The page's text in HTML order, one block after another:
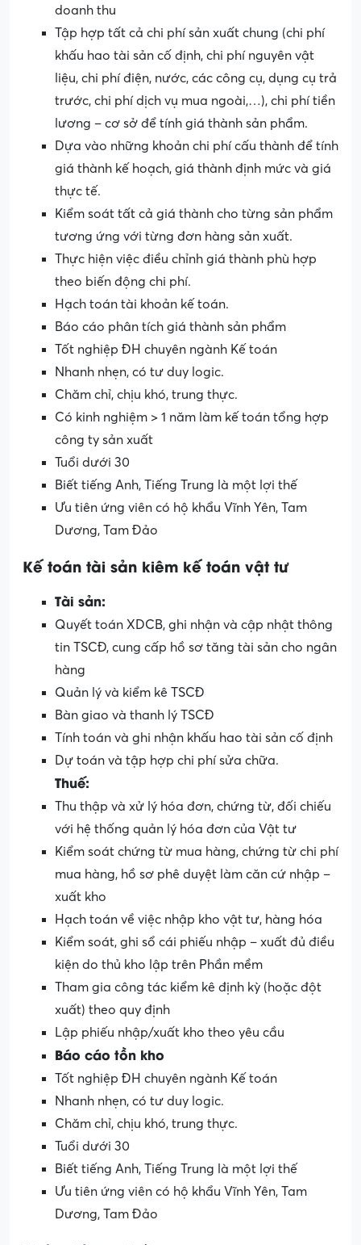
doanh thu
Tập hợp tất cả chi phí sản xuất chung (chi phí
khấu hao tài sản cố định, chi phí nguyên vật
liệu, chi phí điện, nước, các công cụ, dụng cụ trả
trước, chi phí dịch vụ mua ngoài,…), chi phí tiền
lương – cơ sở để tính giá thành sản phẩm.
Dựa vào những khoản chi phí cấu thành để tính
giá thành kế hoạch, giá thành định mức và giá
thực tế.
Kiểm soát tất cả giá thành cho từng sản phẩm
tương ứng với từng đơn hàng sản xuất.
Thực hiện việc điều chỉnh giá thành phù hợp
theo biến động chi phí.
Hạch toán tài khoản kế toán.
Báo cáo phân tích giá thành sản phẩm
Tốt nghiệp ĐH chuyên ngành Kế toán
Nhanh nhẹn, có tư duy logic.
Chăm chỉ, chịu khó, trung thực.
Có kinh nghiệm > 1 năm làm kế toán tổng hợp
công ty sản xuất
Tuổi dưới 30
Biết tiếng Anh, Tiếng Trung là một lợi thế
Ưu tiên ứng viên có hộ khẩu Vĩnh Yên, Tam
Dương, Tam Đảo
Kế toán tài sản kiêm kế toán vật tư
Tài sản:
Quyết toán XDCB, ghi nhận và cập nhật thông
tin TSCĐ, cung cấp hồ sơ tăng tài sản cho ngân
hàng
Quản lý và kiểm kê TSCĐ
Bàn giao và thanh lý TSCĐ
Tính toán và ghi nhận khấu hao tài sản cố định
Dự toán và tập hợp chi phí sửa chữa.
Thuế:
Thu thập và xử lý hóa đơn, chứng từ, đối chiếu
với hệ thống quản lý hóa đơn của Vật tư
Kiểm soát chứng từ mua hàng, chứng từ chi phí
mua hàng, hồ sơ phê duyệt làm căn cứ nhập –
xuất kho
Hạch toán về việc nhập kho vật tư, hàng hóa
Kiểm soát, ghi sổ cái phiếu nhập – xuất đủ điều
kiện do thủ kho lập trên Phần mềm
Tham gia công tác kiểm kê định kỳ (hoặc đột
xuất) theo quy định
Lập phiếu nhập/xuất kho theo yêu cầu
Báo cáo tồn kho
Tốt nghiệp ĐH chuyên ngành Kế toán
Nhanh nhẹn, có tư duy logic.
Chăm chỉ, chịu khó, trung thực.
Tuổi dưới 30
Biết tiếng Anh, Tiếng Trung là một lợi thế
Ưu tiên ứng viên có hộ khẩu Vĩnh Yên, Tam
Dương, Tam Đảo